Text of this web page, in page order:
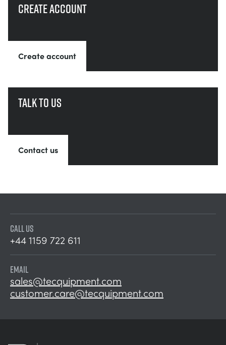
Create account
Create account
Talk to us
Contact us
CALL US
+44 1159 722 611
EMAIL
sales@tecquipment.com
customer.care@tecquipment.com